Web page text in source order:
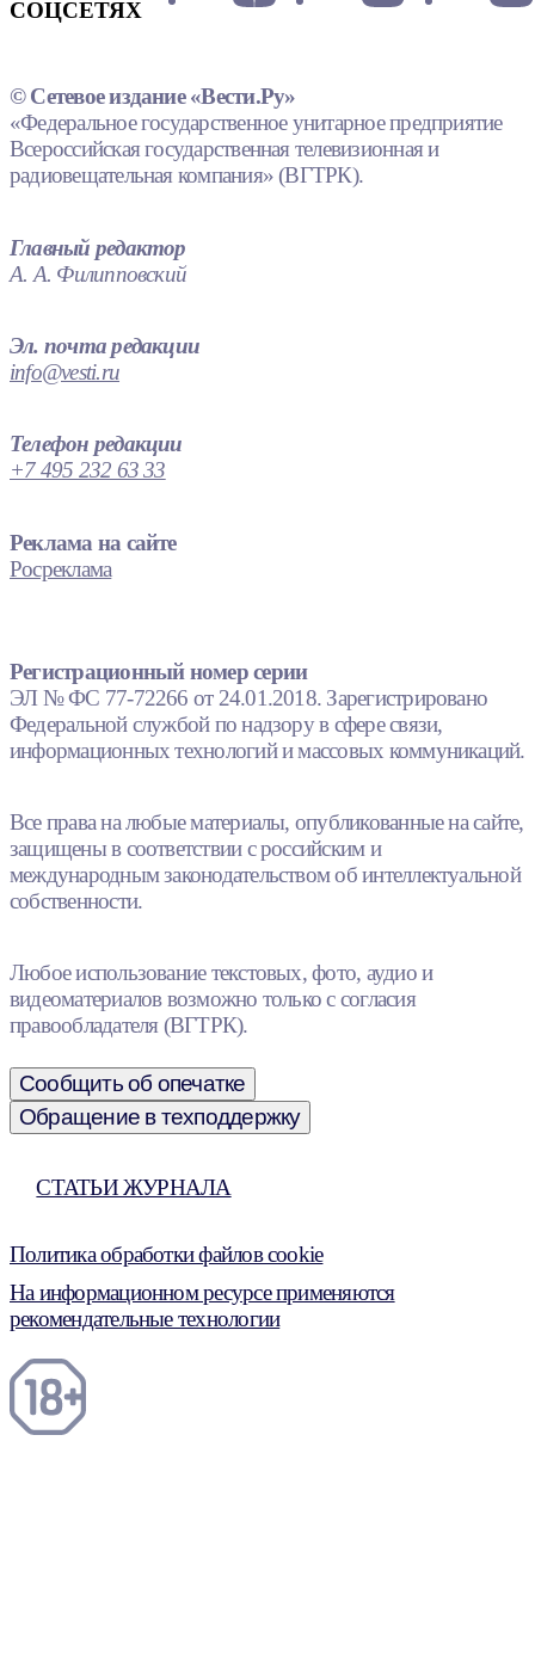
СОЦСЕТЯХ
© Сетевое издание «Вести.Ру»
«Федеральное государственное унитарное предприятие
Всероссийская государственная телевизионная и
радиовещательная компания» (ВГТРК).
Главный редактор
А. А. Филипповский
Эл. почта редакции
info@vesti.ru
Телефон редакции
+7 495 232 63 33
Реклама на сайте
Росреклама
Регистрационный номер серии
ЭЛ № ФС 77-72266 от 24.01.2018. Зарегистрировано
Федеральной службой по надзору в сфере связи,
информационных технологий и массовых коммуникаций.
Все права на любые материалы, опубликованные на сайте,
защищены в соответствии с российским и
международным законодательством об интеллектуальной
собственности.
Любое использование текстовых, фото, аудио и
видеоматериалов возможно только с согласия
правообладателя (ВГТРК).
Сообщить об опечатке
Обращение в техподдержку
СТАТЬИ ЖУРНАЛА
Политика обработки файлов cookie
На информационном ресурсе применяются
рекомендательные технологии